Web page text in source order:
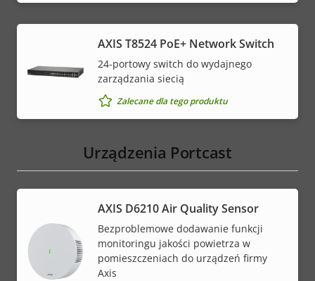
AXIS T8524 PoE+ Network Switch
24-portowy switch do wydajnego
zarządzania siecią
Zalecane dla tego produktu
Urządzenia Portcast
AXIS D6210 Air Quality Sensor
Bezproblemowe dodawanie funkcji
monitoringu jakości powietrza w
pomieszczeniach do urządzeń firmy
Axis